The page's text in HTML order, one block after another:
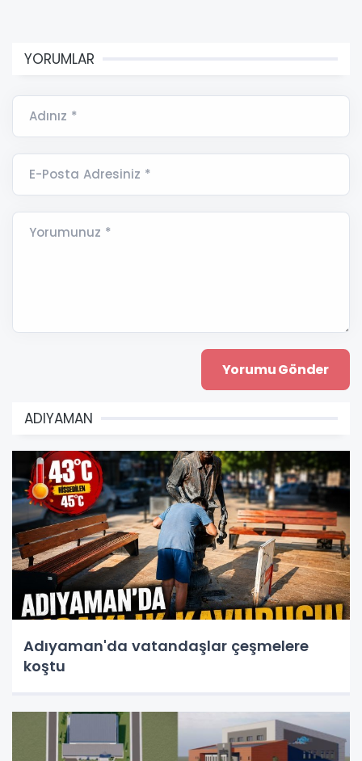
YORUMLAR
Adınız *
E-Posta Adresiniz *
Yorumunuz *
ADIYAMAN
Adıyaman'da vatandaşlar çeşmelere
koştu